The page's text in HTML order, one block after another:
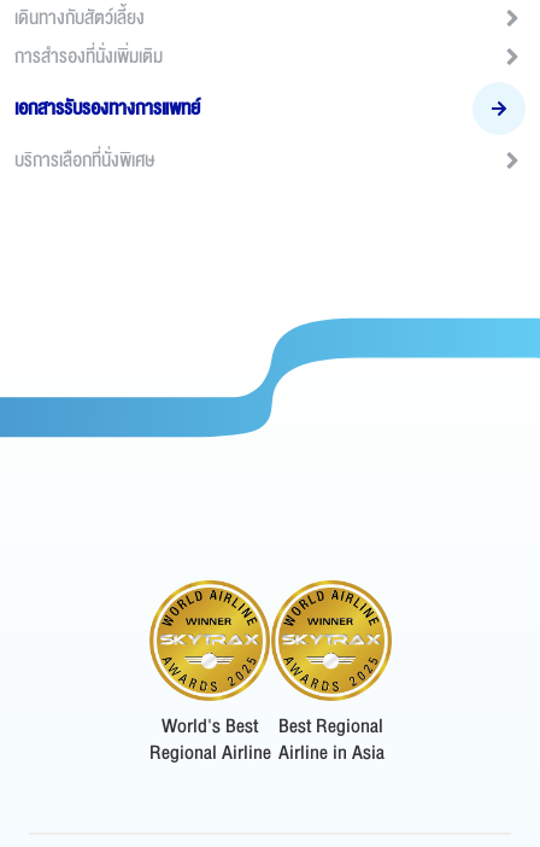
เดินทางกับสัตว์เลี้ยง
การสำรองที่นั่งเพิ่มเติม
เอกสารรับรองทางการแพทย์
บริการเลือกที่นั่งพิเศษ
World's Best
Regional Airline
Best Regional
Airline in Asia